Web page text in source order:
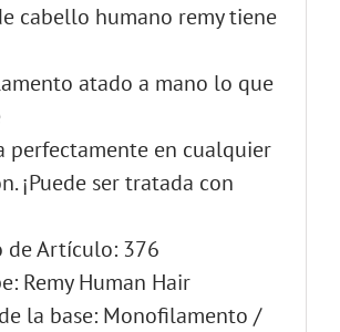
cabello humano remy tiene
atado a mano lo que
perfectamente en cualquier
¡Puede ser tratada con
de Artículo: 376
Remy Human Hair
la base: Monofilamento /